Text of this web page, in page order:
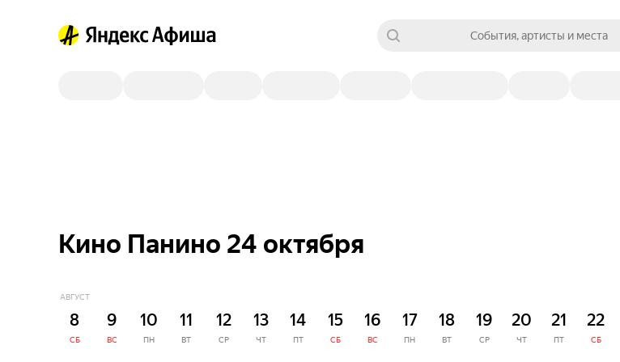
События, артисты и места
Кино Панино 24 октября
АВГУСТ
8
СБ
9
ВС
10
ПН
11
ВТ
12
СР
13
ЧТ
14
ПТ
15
СБ
16
ВС
17
ПН
18
ВТ
19
СР
20
ЧТ
21
ПТ
22
СБ